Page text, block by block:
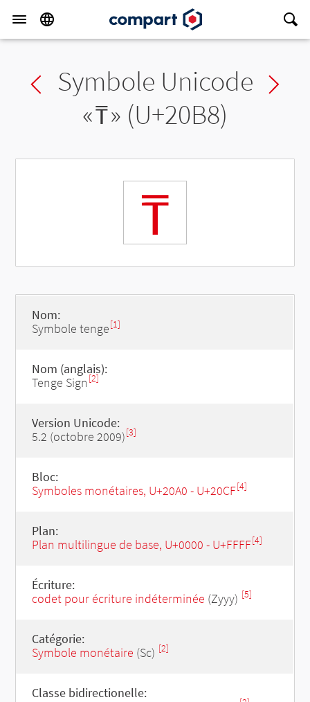
Previous char
Symbole Unicode
«₸» (U+20B8)
₸
Nom:
Symbole tenge[1]
Nom (anglais):
Tenge Sign [2]
Version Unicode:
5.2 (octobre 2009)[3]
Bloc:
Symboles monétaires, U+20A0 - U+20CF[4]
Plan:
Plan multilingue de base, U+0000 - U+FFFF[4]
Écriture:
codet pour écriture indéterminée (Zyyy) [5]
Catégorie:
Symbole monétaire (Sc) [2]
Classe bidirectionelle: